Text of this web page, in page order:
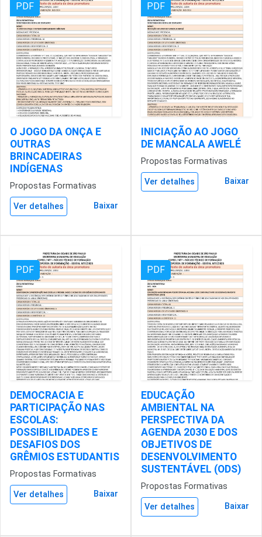
PDF
O JOGO DA ONÇA E
OUTRAS
BRINCADEIRAS
INDÍGENAS
Propostas Formativas
Ver detalhes Baixar
PDF
INICIAÇÃO AO JOGO
DE MANCALA AWELÉ
Propostas Formativas
Ver detalhes Baixar
PDF
DEMOCRACIA E
PARTICIPAÇÃO NAS
ESCOLAS:
POSSIBILIDADES E
DESAFIOS DOS
GRÊMIOS ESTUDANTIS
Propostas Formativas
Ver detalhes Baixar
PDF
EDUCAÇÃO
AMBIENTAL NA
PERSPECTIVA DA
AGENDA 2030 E DOS
OBJETIVOS DE
DESENVOLVIMENTO
SUSTENTÁVEL (ODS)
Propostas Formativas
Ver detalhes Baixar